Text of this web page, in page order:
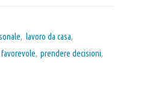
, lavoro da casa,
, prendere decisioni,